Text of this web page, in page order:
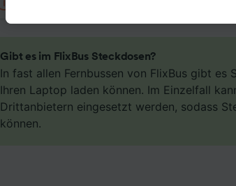
Gibt es im FlixBus Steckdosen?
In fast allen Fernbussen von FlixBus gibt
Ihren Laptop laden können. Im Einzelfall
Drittanbietern eingesetzt werden, sodass
können.
akzeptieren oder verwalten,
berechtigtem Interesse. Klicken Sie
unseren Partnern signalisiert und
Daten werden nicht für Tracking-
haben, Ihr Surfverhalten nicht zu
Wir und unsere Partner verarbeiten
Verwendung genauer Standortdaten.